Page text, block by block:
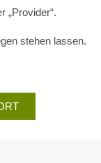
„Provider“.
stehen lassen.